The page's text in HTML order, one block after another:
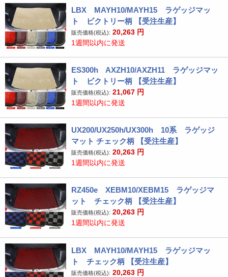
LBX MAYH10/MAYH15 ラゲッジマッ
ト ビクトリー柄 【受注生産】
販売価格(税込): 20,263 円
1週間以内に発送
ES300h AXZH10/AXZH11 ラゲッジマッ
ト ビクトリー柄 【受注生産】
販売価格(税込): 21,067 円
1週間以内に発送
UX200/UX250h/UX300h 10系 ラゲッジ
マット チェック柄 【受注生産】
販売価格(税込): 20,263 円
1週間以内に発送
RZ450e XEBM10/XEBM15 ラゲッジマ
ット チェック柄 【受注生産】
販売価格(税込): 20,263 円
1週間以内に発送
LBX MAYH10/MAYH15 ラゲッジマッ
ト チェック柄 【受注生産】
販売価格(税込): 20,263 円